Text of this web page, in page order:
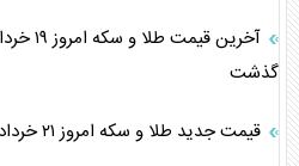
گذشت
قیمت جدید طلا و سکه امروز ۲۱ خرداد ماه ۱۴۰۴ / سکه کاهشی شد